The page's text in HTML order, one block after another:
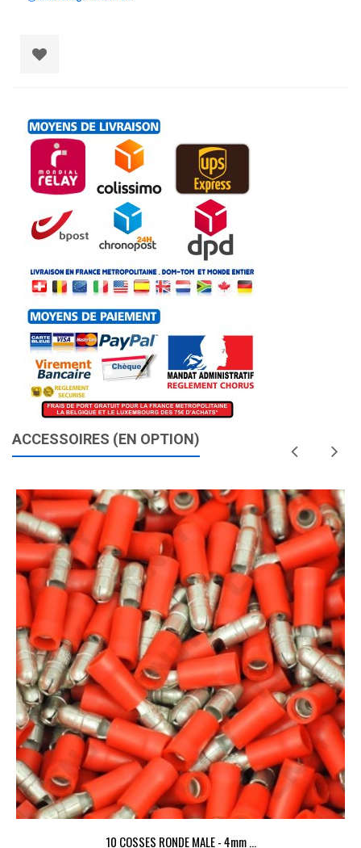
ACCESSOIRES (EN OPTION)
10 COSSES RONDE MALE - 4mm ...